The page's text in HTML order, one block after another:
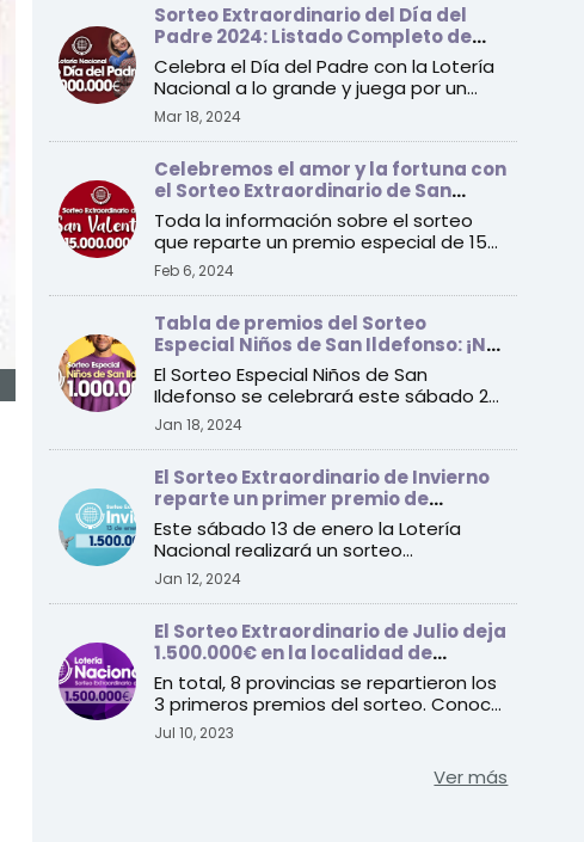
Sorteo Extraordinario del Día del
Padre 2024: Listado Completo de
Premios
Celebra el Día del Padre con la Lotería
Nacional a lo grande y juega por un
premio especial de 1 ...
Mar 18, 2024
Celebremos el amor y la fortuna con
el Sorteo Extraordinario de San
Valentín 2024
Toda la información sobre el sorteo
que reparte un premio especial de 15
Feb 6, 2024
Tabla de premios del Sorteo
Especial Niños de San Ildefonso: ¡No
te pierdas el sorteo de este sábado!
El Sorteo Especial Niños de San
Ildefonso se celebrará este sábado 20
de enero con un primer pre ...
Jan 18, 2024
El Sorteo Extraordinario de Invierno
reparte un primer premio de
1.500.000 euros por serie
Este sábado 13 de enero la Lotería
Nacional realizará un sorteo
extraordinario con un total de 1 ...
Jan 12, 2024
El Sorteo Extraordinario de Julio deja
1.500.000€ en la localidad de
Ondara en Alicante
En total, 8 provincias se repartieron los
3 primeros premios del sorteo. Conoce
todos los detall ...
Jul 10, 2023
Ver más